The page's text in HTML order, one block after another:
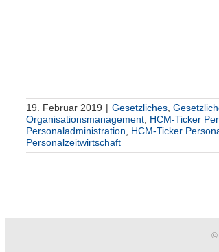
19. Februar 2019 | Gesetzliches
Organisationsmanagement HCM-Ticker
Personaladministration
HCM-Ticker
Personalzeitwirtschaft
©